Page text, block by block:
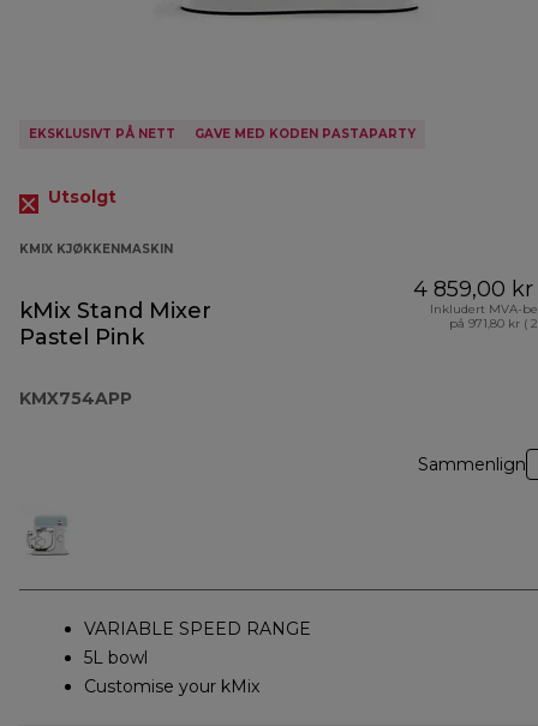
EKSKLUSIVT PÅ NETT GAVE MED KODEN PASTAPARTY
Utsolgt
KMIX KJØKKENMASKIN
kMix Stand Mixer
Pastel Pink
KMX754APP
4 859,00 kr
Inkludert MVA-
på 971,80 kr (
Sammenlign
VARIABLE SPEED RANGE
5L bowl
Customise your kMix